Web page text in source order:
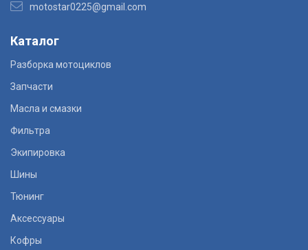
motostar0225@gmail.com
Каталог
Разборка мотоциклов
Запчасти
Масла и смазки
Фильтра
Экипировка
Шины
Тюнинг
Аксессуары
Кофры